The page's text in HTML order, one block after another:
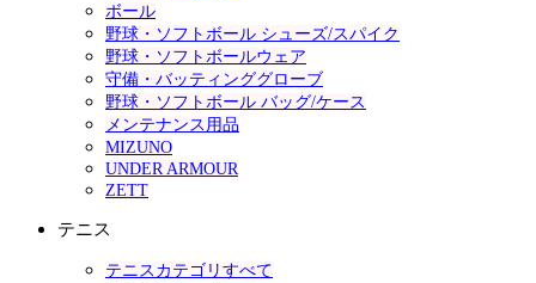
ボール
野球・ソフトボール シューズ/スパイク
野球・ソフトボールウェア
守備・バッティンググローブ
野球・ソフトボール バッグ/ケース
メンテナンス用品
MIZUNO
UNDER ARMOUR
ZETT
テニス
テニスカテゴリすべて